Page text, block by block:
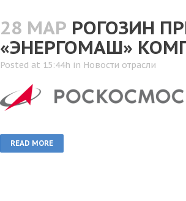
28 МАР РОГОЗИН
«ЭНЕРГОМАШ»
Posted at 15:44h in Новости отрасли
READ MORE